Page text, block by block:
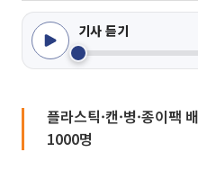
기사 듣기
플라스틱·캔·병·종이팩
1000명